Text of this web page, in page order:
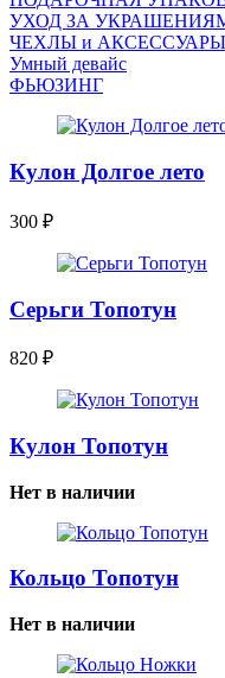
УХОД ЗА
ЧEХЛЫ и АКСЕССУАРЫ
Умный девайс
ФЬЮЗИНГ
Кулон Долгое лето
300 ₽
Серьги Топотун
820 ₽
Кулон Топотун
Нет в наличии
Кольцо Топотун
Нет в наличии